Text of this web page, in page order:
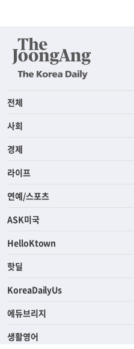
전체
사회
경제
라이프
연예/스포츠
ASK미국
HelloKtown
핫딜
KoreaDailyUs
에듀브리지
생활영어